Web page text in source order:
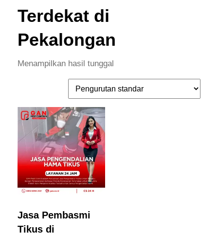
Terdekat di
Pekalongan
Menampilkan hasil tunggal
Jasa Pembasmi
Tikus di